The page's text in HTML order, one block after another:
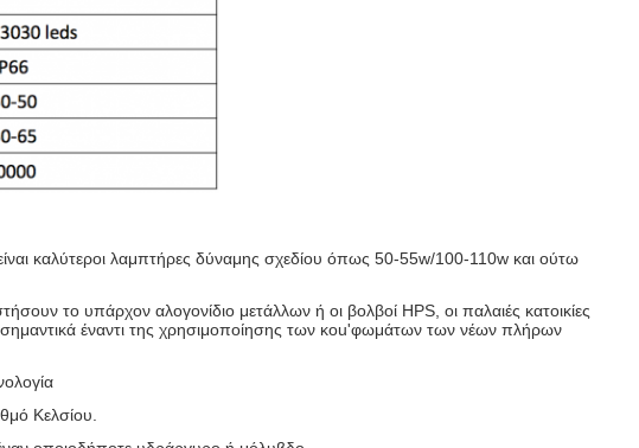
καλύτεροι λαμπτήρες δύναμης σχεδίου όπως 50-55w/100-110w και ούτω
το υπάρχον αλογονίδιο μετάλλων ή οι βολβοί HPS, οι παλαιές κατοικίες
έναντι της χρησιμοποίησης των κοu'φωμάτων των νέων πλήρων
Κελσίου.